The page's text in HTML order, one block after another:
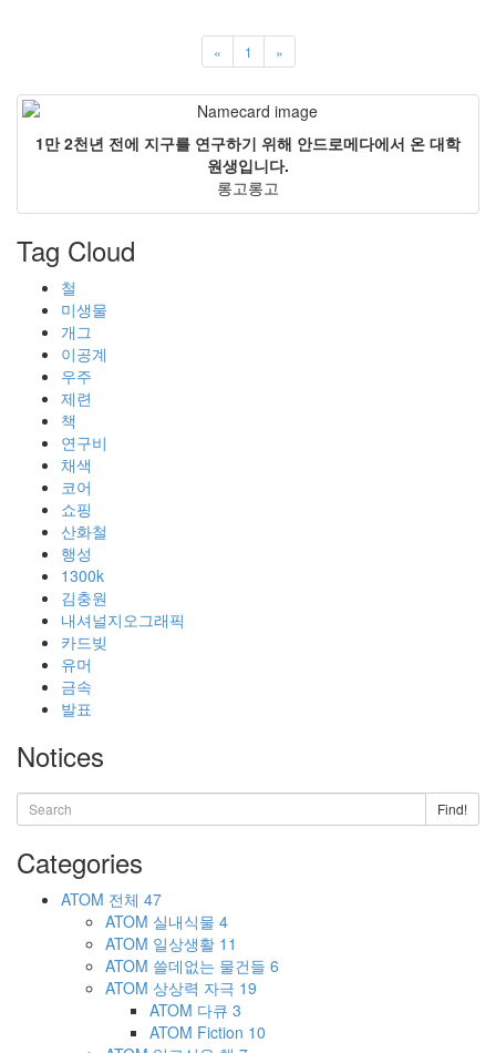
« 1 »
1만 2천년 전에 지구를 연구하기 위해 안드로메다에서 온 대학
원생입니다.
롱고롱고
Tag Cloud
철
미생물
개그
이공계
우주
제련
책
연구비
채색
코어
쇼핑
산화철
행성
1300k
김충원
내셔널지오그래픽
카드빚
유머
금속
발표
Notices
Find!
Categories
ATOM 전체 47
ATOM 실내식물 4
ATOM 일상생활 11
ATOM 쓸데없는 물건들 6
ATOM 상상력 자극 19
ATOM 다큐 3
ATOM Fiction 10